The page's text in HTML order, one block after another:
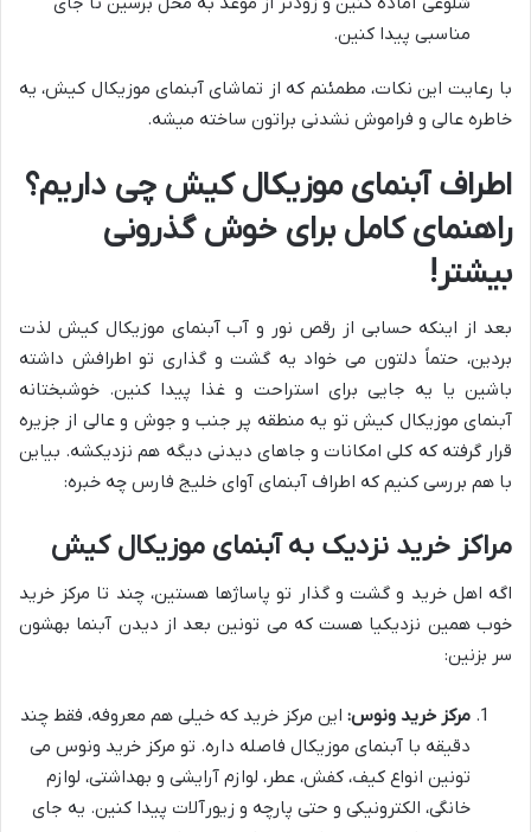
مناسبی پیدا کنین.
با رعایت این نکات، مطمئنم که از تماشای آبنمای موزیکال کیش، یه
خاطره عالی و فراموش نشدنی براتون ساخته میشه.
اطراف آبنمای موزیکال کیش چی داریم؟
راهنمای کامل برای خوش گذرونی
بیشتر!
بعد از اینکه حسابی از رقص نور و آب آبنمای موزیکال کیش لذت
بردین، حتماً دلتون می خواد یه گشت و گذاری تو اطرافش داشته
باشین یا یه جایی برای استراحت و غذا پیدا کنین. خوشبختانه
آبنمای موزیکال کیش تو یه منطقه پر جنب و جوش و عالی از جزیره
قرار گرفته که کلی امکانات و جاهای دیدنی دیگه هم نزدیکشه. بیاین
با هم بررسی کنیم که اطراف آبنمای آوای خلیج فارس چه خبره:
مراکز خرید نزدیک به آبنمای موزیکال کیش
اگه اهل خرید و گشت و گذار تو پاساژها هستین، چند تا مرکز خرید
خوب همین نزدیکیا هست که می تونین بعد از دیدن آبنما بهشون
سر بزنین:
مرکز خرید ونوس: این مرکز خرید که خیلی هم معروفه، فقط چند
دقیقه با آبنمای موزیکال فاصله داره. تو مرکز خرید ونوس می
تونین انواع کیف، کفش، عطر، لوازم آرایشی و بهداشتی، لوازم
خانگی، الکترونیکی و حتی پارچه و زیورآلات پیدا کنین. یه جای